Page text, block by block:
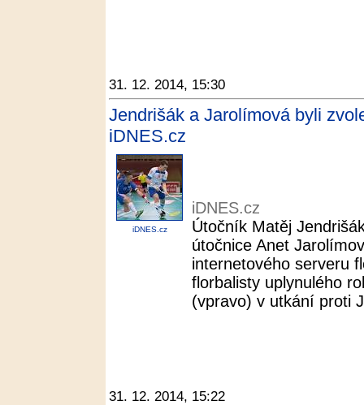
31. 12. 2014, 15:30
Jendrišák a Jarolímová byli
iDNES.cz
iDNES.cz
iDNES.cz
Útočník Matěj
útočnice Anet
internetového serveru
florbalisty uplynulého
(vpravo) v utkání proti
31. 12. 2014, 15:22